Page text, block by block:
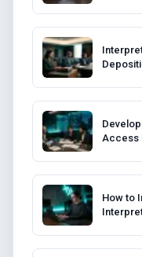
Access
How to